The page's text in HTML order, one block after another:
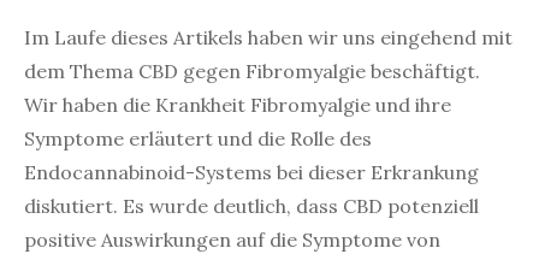
Im Laufe dieses Artikels haben wir uns eingehend mit
dem Thema CBD gegen Fibromyalgie beschäftigt.
Wir haben die Krankheit Fibromyalgie und ihre
Symptome erläutert und die Rolle des
Endocannabinoid-Systems bei dieser Erkrankung
diskutiert. Es wurde deutlich, dass CBD potenziell
positive Auswirkungen auf die Symptome von